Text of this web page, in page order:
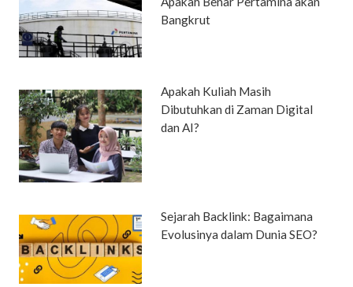
Bangkrut
Apakah Kuliah Masih
Dibutuhkan di Zaman Digital
dan AI?
Sejarah Backlink: Bagaimana
Evolusinya dalam Dunia SEO?